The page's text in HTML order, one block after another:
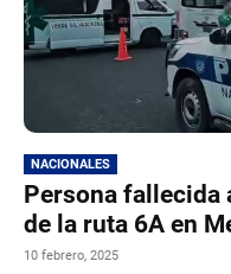
NACIONALES
Persona fallecida
de la ruta 6A en
10 febrero, 2025